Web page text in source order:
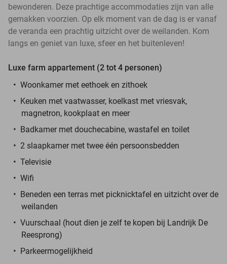
bewonderen. Deze prachtige accommodaties zijn van alle
gemakken voorzien. Op elk moment van de dag is er vanaf
de veranda een prachtig uitzicht over de weilanden. Kom
langs en geniet van luxe, sfeer en het buitenleven!
Luxe farm appartement (2 tot 4 personen)
Woonkamer met eethoek en zithoek
Keuken met vaatwasser, koelkast met vriesvak,
magnetron, kookplaat en meer
Badkamer met douchecabine, wastafel en toilet
2 slaapkamer met twee één persoonsbedden
Televisie
Wifi
Beneden een terras met picknicktafel en uitzicht over de
weilanden
Vuurschaal (hout dien je zelf te kopen bij Landrijk De
Reesprong)
Parkeermogelijkheid